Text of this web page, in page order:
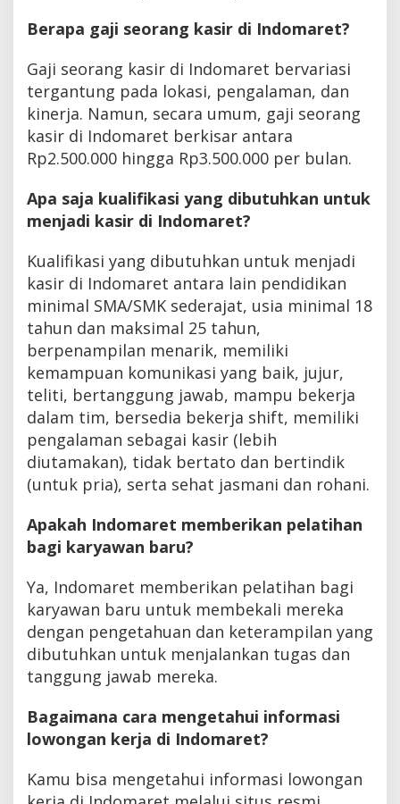
Berapa gaji seorang kasir di Indomaret?
Gaji seorang kasir di Indomaret bervariasi
tergantung pada lokasi, pengalaman, dan
kinerja. Namun, secara umum, gaji seorang
kasir di Indomaret berkisar antara
Rp2.500.000 hingga Rp3.500.000 per bulan.
Apa saja kualifikasi yang dibutuhkan untuk
menjadi kasir di Indomaret?
Kualifikasi yang dibutuhkan untuk menjadi
kasir di Indomaret antara lain pendidikan
minimal SMA/SMK sederajat, usia minimal 18
tahun dan maksimal 25 tahun,
berpenampilan menarik, memiliki
kemampuan komunikasi yang baik, jujur,
teliti, bertanggung jawab, mampu bekerja
dalam tim, bersedia bekerja shift, memiliki
pengalaman sebagai kasir (lebih
diutamakan), tidak bertato dan bertindik
(untuk pria), serta sehat jasmani dan rohani.
Apakah Indomaret memberikan pelatihan
bagi karyawan baru?
Ya, Indomaret memberikan pelatihan bagi
karyawan baru untuk membekali mereka
dengan pengetahuan dan keterampilan yang
dibutuhkan untuk menjalankan tugas dan
tanggung jawab mereka.
Bagaimana cara mengetahui informasi
lowongan kerja di Indomaret?
Kamu bisa mengetahui informasi lowongan